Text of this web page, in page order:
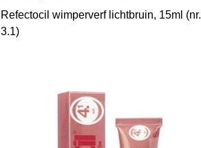
Refectocil wimperverf lichtbruin, 15ml (nr.
3.1)